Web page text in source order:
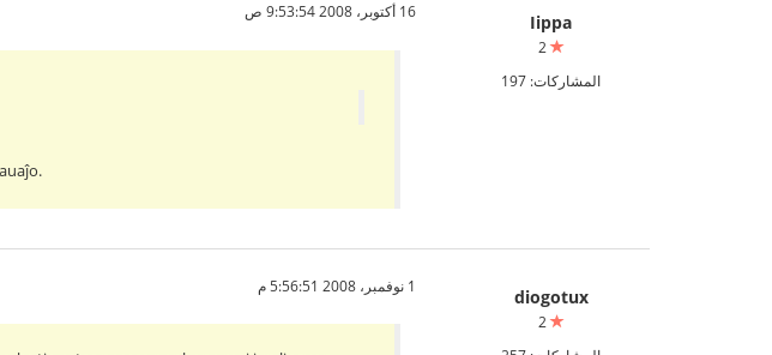
Iippa
2
المشاركات: 197
16 أكتوبر، 2008 9:53:54 ص
diogotux 1 نوفمبر، 2008 5:56:51 م